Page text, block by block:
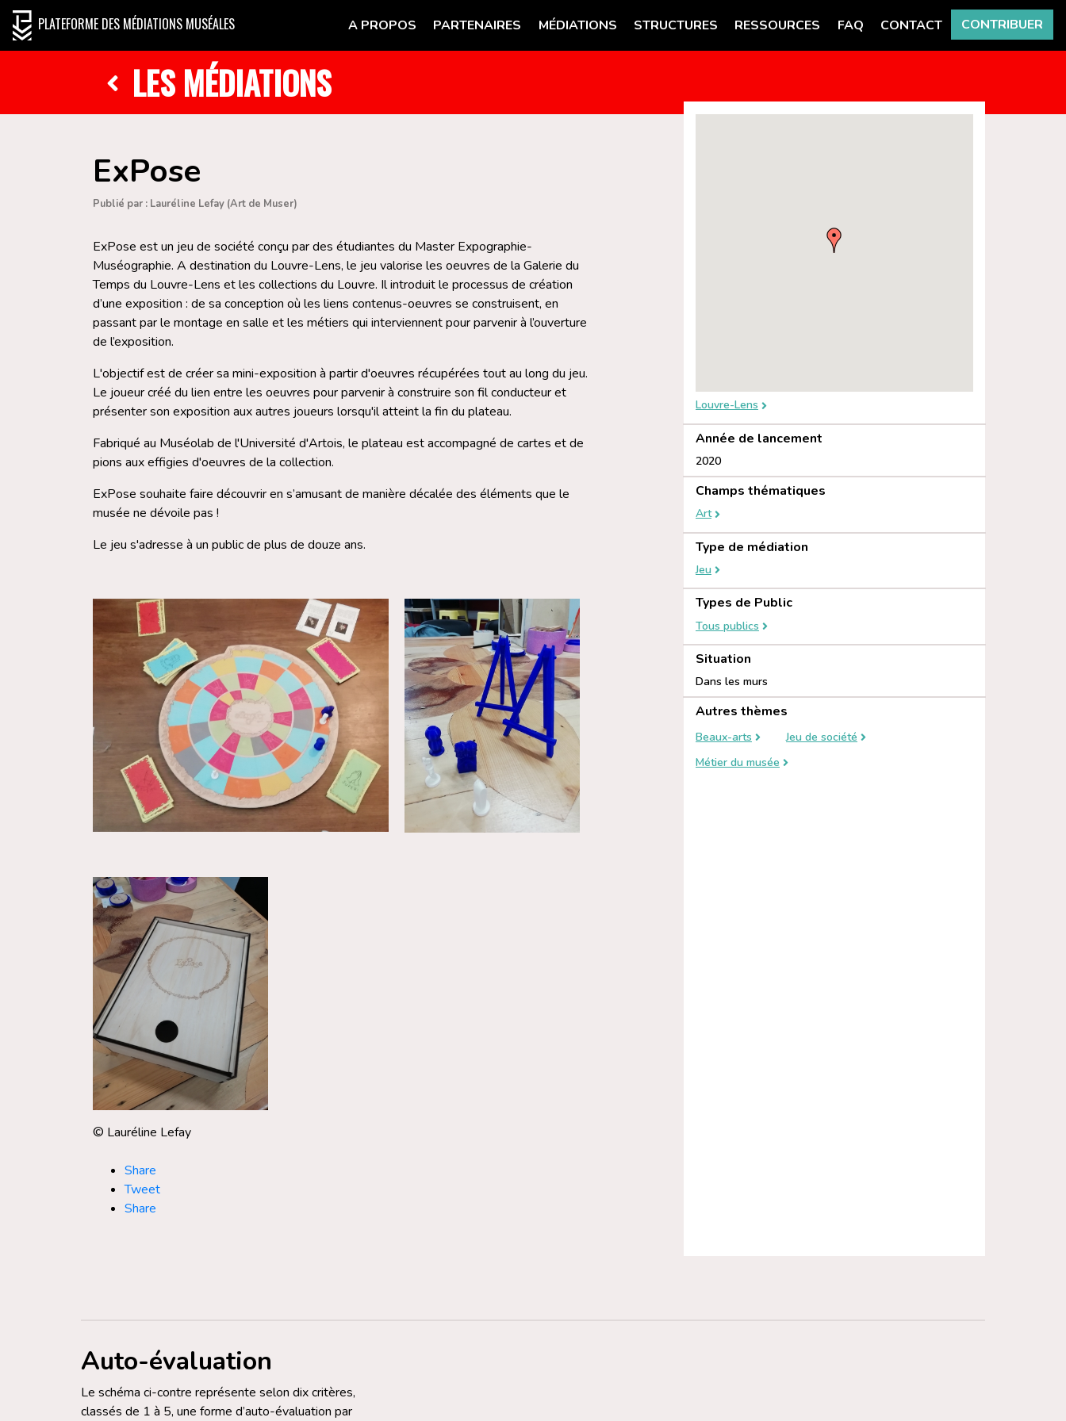
PLATEFORME DES MÉDIATIONS MUSÉALES A PROPOS PARTENAIRES MÉDIATIONS STRUCTURES RESSOURCES FAQ CONTACT CONTRIBUER
LES MÉDIATIONS
ExPose
Publié par : Lauréline Lefay (Art de Muser)
ExPose est un jeu de société conçu par des étudiantes du Master Expographie-
Muséographie. A destination du Louvre-Lens, le jeu valorise les oeuvres de la Galerie du
Temps du Louvre-Lens et les collections du Louvre. Il introduit le processus de création
d’une exposition : de sa conception où les liens contenus-oeuvres se construisent, en
passant par le montage en salle et les métiers qui interviennent pour parvenir à l’ouverture
de l’exposition.
L'objectif est de créer sa mini-exposition à partir d'oeuvres récupérées tout au long du jeu.
Le joueur créé du lien entre les oeuvres pour parvenir à construire son fil conducteur et
présenter son exposition aux autres joueurs lorsqu'il atteint la fin du plateau.
Fabriqué au Muséolab de l'Université d'Artois, le plateau est accompagné de cartes et de
pions aux effigies d'oeuvres de la collection.
ExPose souhaite faire découvrir en s’amusant de manière décalée des éléments que le
musée ne dévoile pas !
Le jeu s'adresse à un public de plus de douze ans.
© Lauréline Lefay
Share
Tweet
Share
Louvre-Lens
Année de lancement
2020
Champs thématiques
Art
Type de médiation
Jeu
Types de Public
Tous publics
Situation
Dans les murs
Autres thèmes
Beaux-arts
Jeu de société
Métier du musée
Auto-évaluation
Le schéma ci-contre représente selon dix critères,
classés de 1 à 5, une forme d’auto-évaluation par